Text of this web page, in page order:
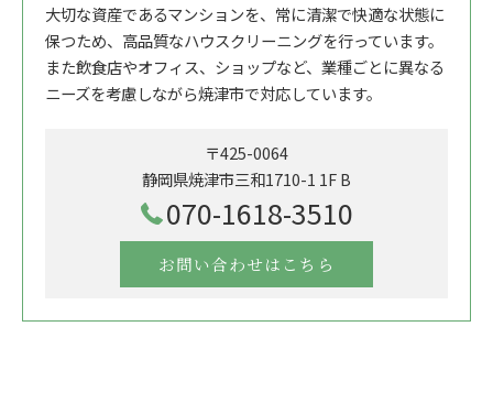
大切な資産であるマンションを、常に清潔で快適な状態に
保つため、高品質なハウスクリーニングを行っています。
また飲食店やオフィス、ショップなど、業種ごとに異なる
ニーズを考慮しながら焼津市で対応しています。
〒425-0064
静岡県焼津市三和1710-1 1F B
070-1618-3510
お問い合わせはこちら